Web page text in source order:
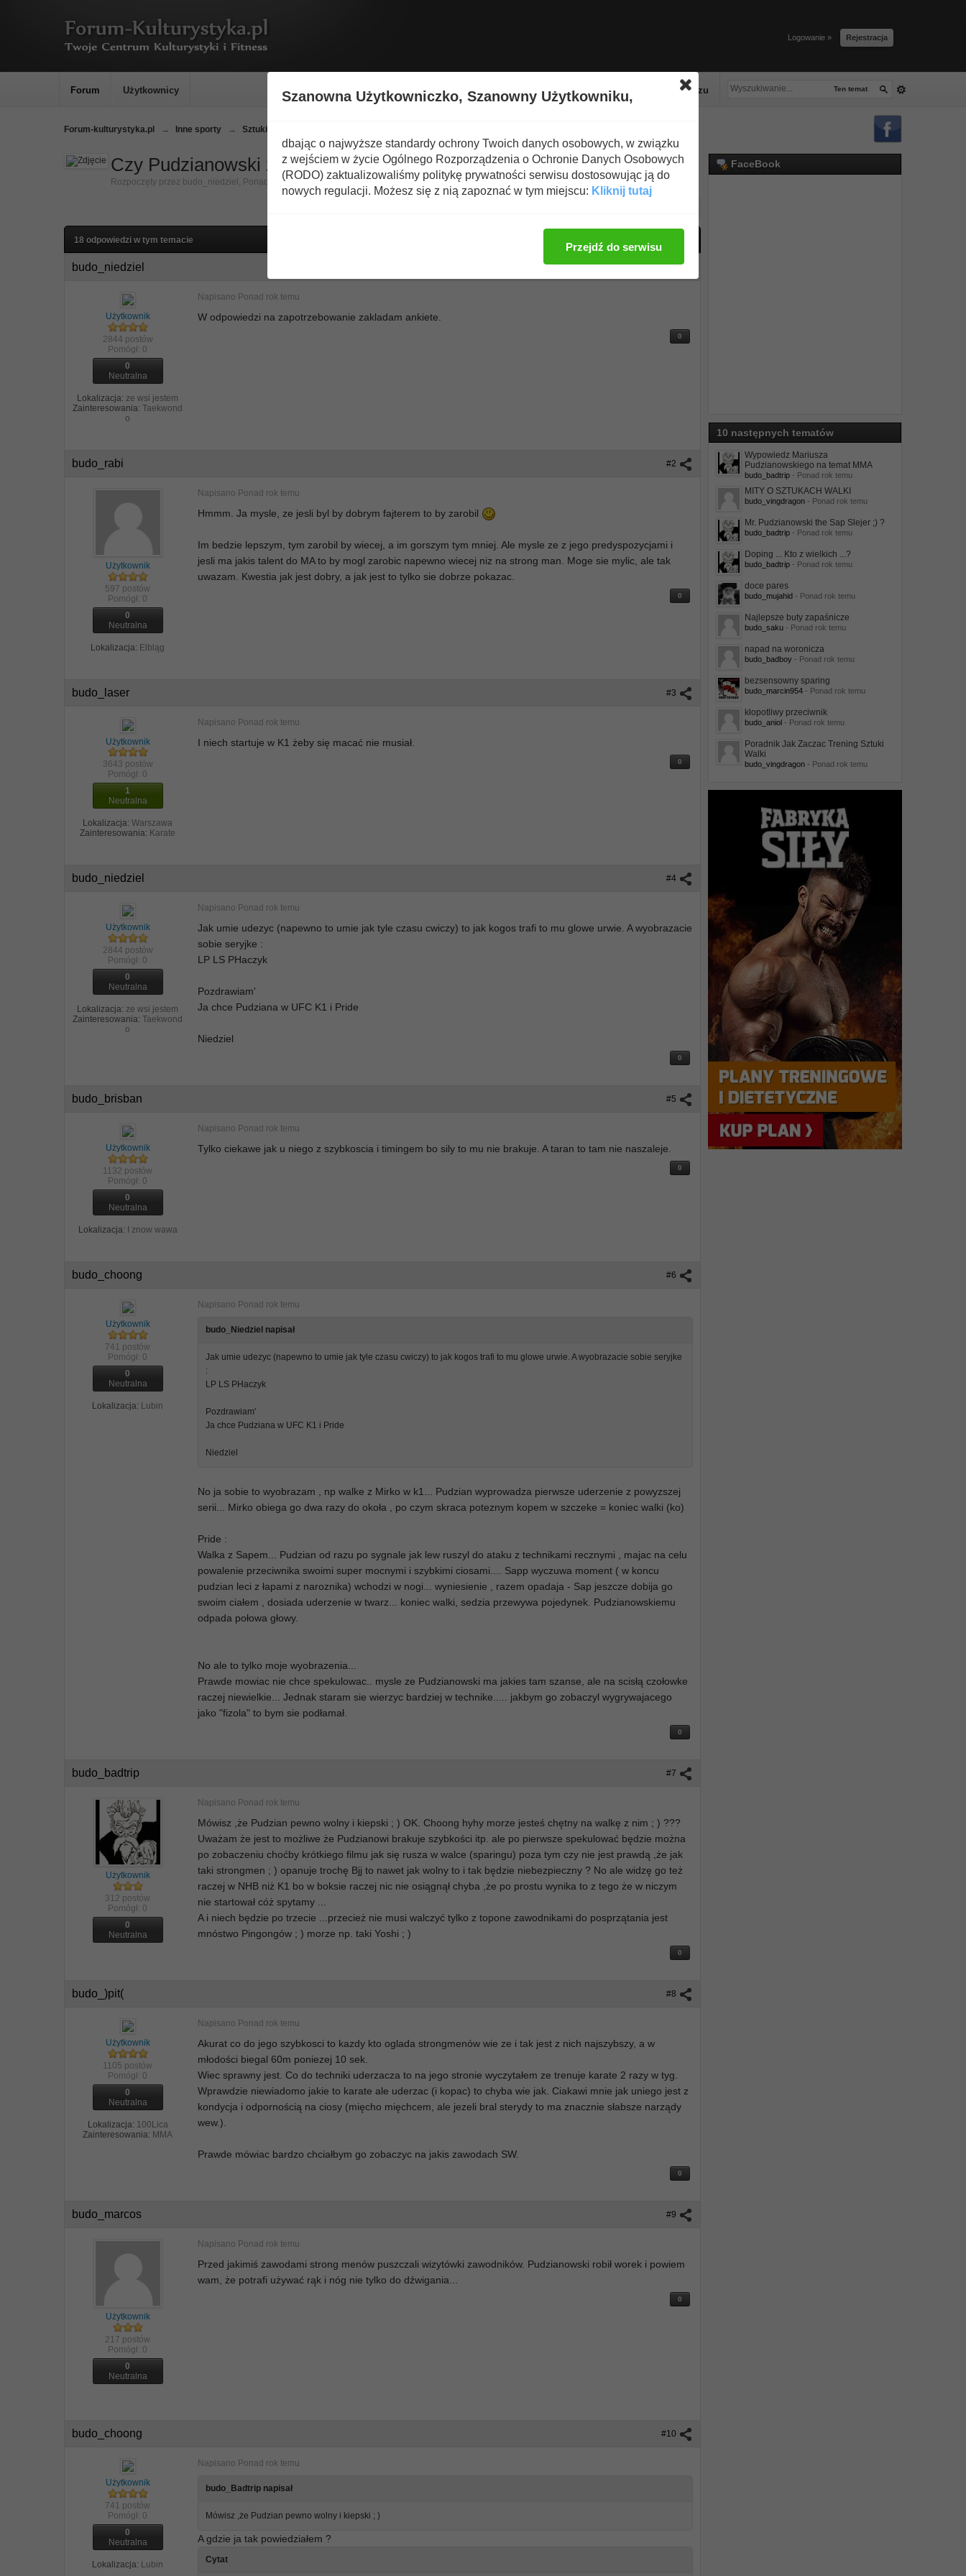
Logowanie » Rejestracja
Ten temat
Spalacze tłuszczu
Wyświetl nową zawartość
Forum Użytkownicy
Forum-kulturystyka.pl → Inne sporty → Sztuki walki
Czy Pudzianowski zarobi na MMA
Rozpoczęty przez budo_niedziel , Ponad rok temu
18 odpowiedzi w tym temacie
#1
budo_niedziel
Użytkownik
2844 postów
Pomógł: 0
0
Neutralna
Lokalizacja: ze wsi jestem
Zainteresowania: Taekwond
o
Napisano Ponad rok temu
W odpowiedzi na zapotrzebowanie zakladam ankiete.
0
#2
budo_rabi
Użytkownik
597 postów
Pomógł: 0
0
Neutralna
Lokalizacja: Elbląg
Napisano Ponad rok temu
Hmmm. Ja mysle, ze jesli byl by dobrym fajterem to by zarobil
Im bedzie lepszym, tym zarobil by wiecej, a im gorszym tym mniej. Ale mysle ze z jego predyspozycjami i
jesli ma jakis talent do MA to by mogl zarobic napewno wiecej niz na strong man. Moge sie mylic, ale tak
uwazam. Kwestia jak jest dobry, a jak jest to tylko sie dobrze pokazac.
0
#3
budo_laser
Użytkownik
3643 postów
Pomógł: 0
1
Neutralna
Lokalizacja: Warszawa
Zainteresowania: Karate
Napisano Ponad rok temu
I niech startuje w K1 żeby się macać nie musiał.
0
#4
budo_niedziel
Użytkownik
2844 postów
Pomógł: 0
0
Neutralna
Lokalizacja: ze wsi jestem
Zainteresowania: Taekwond
o
Napisano Ponad rok temu
Jak umie udezyc (napewno to umie jak tyle czasu cwiczy) to jak kogos trafi to mu glowe urwie. A wyobrazacie
sobie seryjke :
LP LS PHaczyk
Pozdrawiam'
Ja chce Pudziana w UFC K1 i Pride
Niedziel
0
#5
budo_brisban
Użytkownik
1132 postów
Pomógł: 0
0
Neutralna
Lokalizacja: I znow wawa
Napisano Ponad rok temu
Tylko ciekawe jak u niego z szybkoscia i timingem bo sily to mu nie brakuje. A taran to tam nie naszaleje.
0
#6
budo_choong
Użytkownik
741 postów
Pomógł: 0
0
Neutralna
Lokalizacja: Lubin
Napisano Ponad rok temu
budo_Niedziel napisał
Jak umie udezyc (napewno to umie jak tyle czasu cwiczy) to jak kogos trafi to mu glowe urwie. A wyobrazacie sobie seryjke
:
LP LS PHaczyk
Pozdrawiam'
Ja chce Pudziana w UFC K1 i Pride
Niedziel
No ja sobie to wyobrazam , np walke z Mirko w k1... Pudzian wyprowadza pierwsze uderzenie z powyzszej
serii... Mirko obiega go dwa razy do okoła , po czym skraca poteznym kopem w szczeke = koniec walki (ko)
Pride :
Walka z Sapem... Pudzian od razu po sygnale jak lew ruszyl do ataku z technikami recznymi , majac na celu
powalenie przeciwnika swoimi super mocnymi i szybkimi ciosami.... Sapp wyczuwa moment ( w koncu
pudzian leci z łapami z naroznika) wchodzi w nogi... wyniesienie , razem opadaja - Sap jeszcze dobija go
swoim ciałem , dosiada uderzenie w twarz... koniec walki, sedzia przewywa pojedynek. Pudzianowskiemu
odpada połowa głowy.
No ale to tylko moje wyobrazenia...
Prawde mowiac nie chce spekulowac.. mysle ze Pudzianowski ma jakies tam szanse, ale na scisłą czołowke
raczej niewielkie... Jednak staram sie wierzyc bardziej w technike..... jakbym go zobaczyl wygrywajacego
jako "fizola" to bym sie podłamał.
0
#7
budo_badtrip
Użytkownik
312 postów
Pomógł: 0
0
Neutralna
Napisano Ponad rok temu
Mówisz ,że Pudzian pewno wolny i kiepski ; ) OK. Choong hyhy morze jesteś chętny na walkę z nim ; ) ???
Uważam że jest to możliwe że Pudzianowi brakuje szybkości itp. ale po pierwsze spekulować będzie można
po zobaczeniu choćby krótkiego filmu jak się rusza w walce (sparingu) poza tym czy nie jest prawdą ,że jak
taki strongmen ; ) opanuje trochę Bjj to nawet jak wolny to i tak będzie niebezpieczny ? No ale widzę go też
raczej w NHB niż K1 bo w boksie raczej nic nie osiągnął chyba ,że po prostu wynika to z tego że w niczym
nie startował cóż spytamy ...
A i niech będzie po trzecie ...przecież nie musi walczyć tylko z topone zawodnikami do posprzątania jest
mnóstwo Pingongów ; ) morze np. taki Yoshi ; )
0
#8
budo_)pit(
Użytkownik
1105 postów
Pomógł: 0
0
Neutralna
Lokalizacja: 100Lica
Zainteresowania: MMA
Napisano Ponad rok temu
Akurat co do jego szybkosci to kazdy kto oglada strongmenów wie ze i tak jest z nich najszybszy, a w
młodości biegal 60m poniezej 10 sek.
Wiec sprawny jest. Co do techniki uderzacza to na jego stronie wyczytałem ze trenuje karate 2 razy w tyg.
Wprawdzie niewiadomo jakie to karate ale uderzac (i kopac) to chyba wie jak. Ciakawi mnie jak uniego jest z
kondycja i odpornością na ciosy (mięcho mięchcem, ale jezeli bral sterydy to ma znacznie słabsze narządy
wew.).
Prawde mówiac bardzo chciałbym go zobaczyc na jakis zawodach SW.
0
#9
budo_marcos
Użytkownik
217 postów
Pomógł: 0
0
Neutralna
Napisano Ponad rok temu
Przed jakimiś zawodami strong menów puszczali wizytówki zawodników. Pudzianowski robił worek i powiem
wam, że potrafi używać rąk i nóg nie tylko do dźwigania...
0
#10
budo_choong
Użytkownik
741 postów
Pomógł: 0
0
Neutralna
Lokalizacja: Lubin
Napisano Ponad rok temu
budo_Badtrip napisał
Mówisz ,że Pudzian pewno wolny i kiepski ; )
A gdzie ja tak powiedziałem ?
Cytat
FaceBook
10 następnych tematów
Wypowiedz Mariusza
Pudzianowskiego na temat MMA
budo_badtrip- Ponad rok temu
MITY O SZTUKACH WALKI
budo_vingdragon- Ponad rok temu
Mr. Pudzianowski the Sap Slejer ;) ?
budo_badtrip- Ponad rok temu
Doping ... Kto z wielkich ...?
budo_badtrip- Ponad rok temu
doce pares
budo_mujahid - Ponad rok temu
Najlepsze buty zapaśnicze
budo_saku- Ponad rok temu
napad na woronicza
budo_badboy- Ponad rok temu
bezsensowny sparing
budo_marcin954- Ponad rok temu
kłopotliwy przeciwnik
budo_aniol - Ponad rok temu
Poradnik Jak Zaczac Trening Sztuki
Walki
budo_vingdragon- Ponad rok temu
Szanowna Użytkowniczko, Szanowny Użytkowniku,
dbając o najwyższe standardy ochrony Twoich danych osobowych, w związku
z wejściem w życie Ogólnego Rozporządzenia o Ochronie Danych Osobowych
(RODO) zaktualizowaliśmy politykę prywatności serwisu dostosowując ją do
nowych regulacji. Możesz się z nią zapoznać w tym miejscu: Kliknij tutaj
Przejdź do serwisu